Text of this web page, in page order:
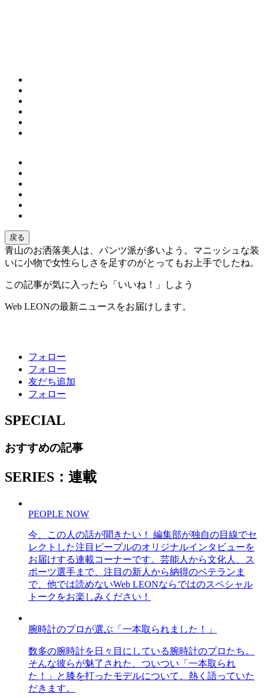
戻る
青山のお洒落美人は、パンツ派が多いよう。マニッシュな装
いに小物で女性らしさを足すのがとってもお上手でしたね。
この記事が気に入ったら「いいね！」しよう
Web LEONの最新ニュースをお届けします。
フォロー
フォロー
友だち追加
フォロー
SPECIAL
おすすめの記事
SERIES：連載
PEOPLE NOW
今、この人の話が聞きたい！ 編集部が独自の目線でセ
レクトした注目ピープルのオリジナルインタビューを
お届けする連載コーナーです。芸能人から文化人、ス
ポーツ選手まで、注目の新人から納得のベテランま
で、他では読めないWeb LEONならではのスペシャル
トークをお楽しみください！
腕時計のプロが選ぶ「一本取られました！」
数多の腕時計を日々目にしている腕時計のプロたち。
そんな彼らが魅了された、ついつい「一本取られ
た！」と膝を打ったモデルについて、熱く語っていた
だきます。